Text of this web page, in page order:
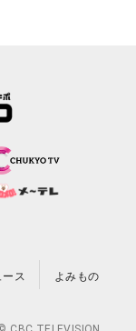
ース よみもの